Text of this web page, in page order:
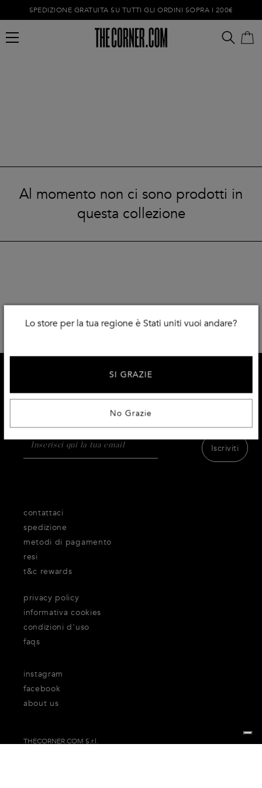
SPEDIZIONE GRATUITA SU TUTTI GLI ORDINI SOPRA I 200€
Carrello vuoto
Al momento non ci sono prodotti in
questa collezione
Lo store per la tua regione è Stati uniti vuoi andare?
No Grazie
SI GRAZIE
Ricevi l'accesso al meglio dei prodotti, dell'ispirazione
e dei servizi di Thecorner.com.
Iscriviti
contattaci
spedizione
metodi di pagamento
resi
t&c rewards
privacy policy
informativa cookies
condizioni d'uso
faqs
about us
instagram
facebook
THECORNER.COM S.r.l.